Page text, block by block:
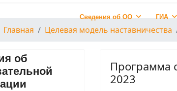
Сведения об ОО ГИА
Главная Целевая модель наставничества
об
Программа
2023